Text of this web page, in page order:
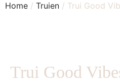
Home / Truien / Trui Good
Trui Good